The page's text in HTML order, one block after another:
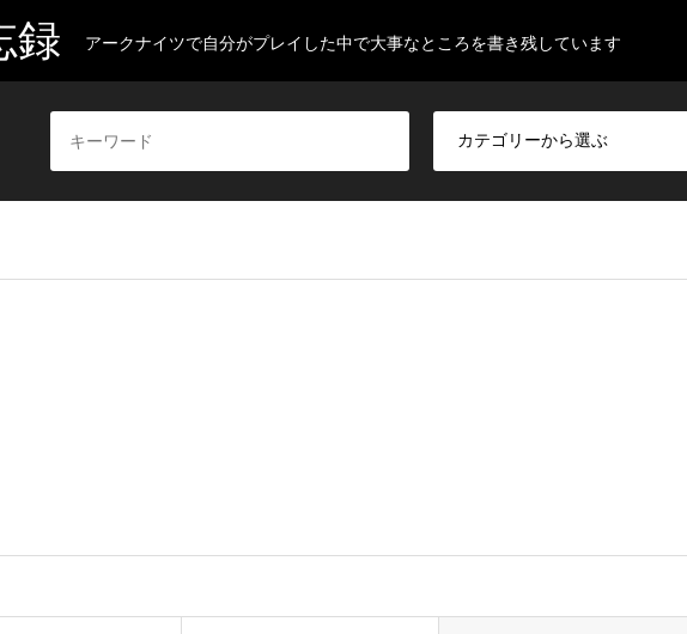
録 アークナイツで自分がプレイした中で大事なところを書き残しています